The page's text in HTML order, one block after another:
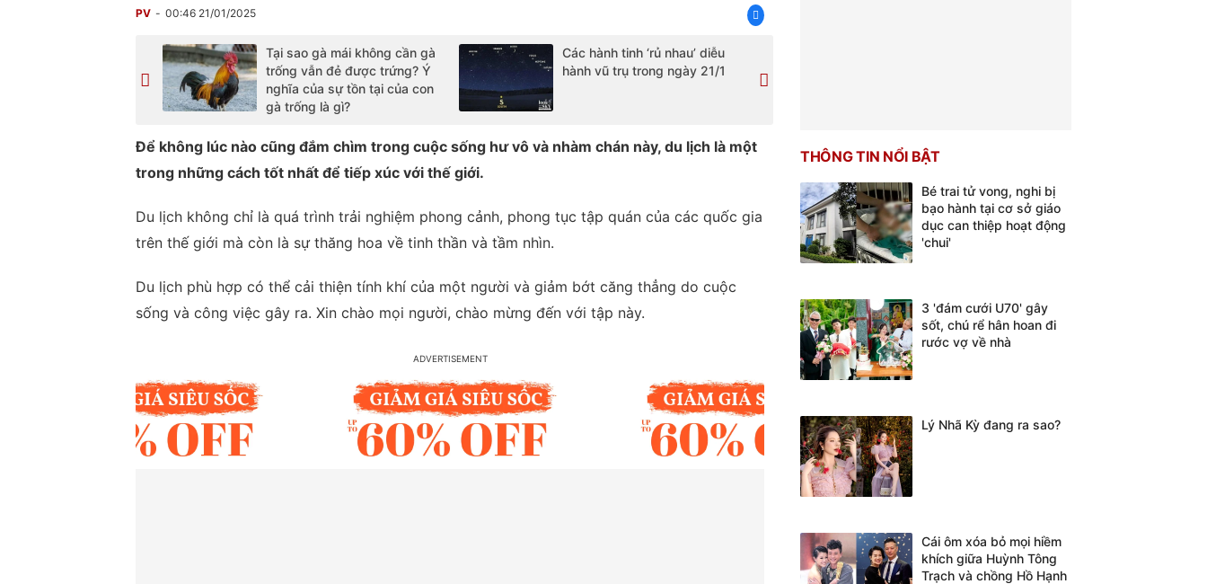
PV 00:46 21/01/2025
Tại sao gà mái không cần gà
trống vẫn đẻ được trứng? Ý
nghĩa của sự tồn tại của con
gà trống là gì?
Các hành tinh ‘rủ nhau’ diễu
hành vũ trụ trong ngày 21/1
Để không lúc nào cũng đắm chìm trong cuộc sống hư vô và nhàm chán này, du lịch là một
trong những cách tốt nhất để tiếp xúc với thế giới.
Du lịch không chỉ là quá trình trải nghiệm phong cảnh, phong tục tập quán của các quốc gia
trên thế giới mà còn là sự thăng hoa về tinh thần và tầm nhìn.
Du lịch phù hợp có thể cải thiện tính khí của một người và giảm bớt căng thẳng do cuộc
sống và công việc gây ra. Xin chào mọi người, chào mừng đến với tập này.
THÔNG TIN NỔI BẬT
Bé trai tử vong, nghi bị
bạo hành tại cơ sở giáo
dục can thiệp hoạt động
'chui'
3 'đám cưới U70' gây
sốt, chú rể hân hoan đi
rước vợ về nhà
Lý Nhã Kỳ đang ra sao?
Cái ôm xóa bỏ mọi hiềm
khích giữa Huỳnh Tông
Trạch và chồng Hồ Hạnh